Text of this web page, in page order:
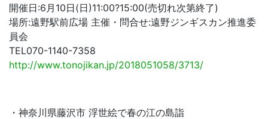
開催日:6月10日(日)11:00?15:00(売切れ次第終了)
場所:遠野駅前広場 主催・問合せ:遠野ジンギスカン推進委
員会
TEL070-1140-7358
http://www.tonojikan.jp/2018051058/3713/
・神奈川県藤沢市 浮世絵で春の江の島詣